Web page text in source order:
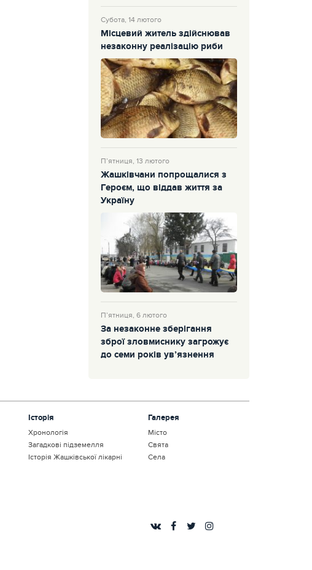
Субота, 14 лютого
Місцевий житель здійснював
незаконну реалізацію риби
П’ятниця, 13 лютого
Жашківчани попрощалися з
Героєм, що віддав життя за
Україну
П’ятниця, 6 лютого
За незаконне зберігання
зброї зловмиснику загрожує
до семи років ув’язнення
Історія
Хронологія
Загадкові підземелля
Історія Жашківської лікарні
Галерея
Місто
Свята
Села